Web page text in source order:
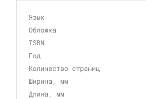
Язык
Обложка
ISBN
Год
Количество страниц
Ширина, мм
Длина, мм